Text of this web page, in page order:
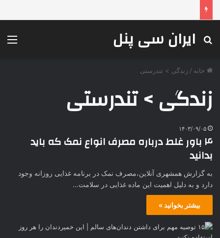
ایران سی پنل
جستجو برای
خانه / زندگی > تندرستی
زندگی > تندرستی
۱۴۰۳/۰۹/۰۵
۴ باور غلط درباره مصرف انواع نمک که باید
بدانید
به گزارش همشهری آنلاین،‌مصرف نمک در برنامه غذایی روزانه وجود
دارد و به دلیل اهمیت این ماده غذایی در سلامت…
بیشتر بخوانید »